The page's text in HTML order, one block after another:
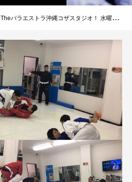
Theパラエストラ沖縄コザスタジオ！ 水曜柔術クラス最近は女性の参加者が多く女子4名男子3人で今日は行われました。初心者が多かったので基礎をみっちりと。 柔術女子が増えています！ 柔術で充実！ 、、、 楽しんで強くなる！！ 入会者さん募集中！！ Theパラエストラ沖縄 コザスタジオ:〒904-0021 沖縄市胡屋2-1-59 那覇スタジオ:〒902-0076沖縄県那覇市与儀2-21-1 Tel 098-851-4739 Mail reversal.the@gmail.com URLhttps://theparaestra.jp/ #パラエストラ #沖縄 #那覇 #与儀 #MMA #shooto #コザ #総合格闘技 #修斗 #キックボクシング #柔術 #jiujitsu #ダイエット